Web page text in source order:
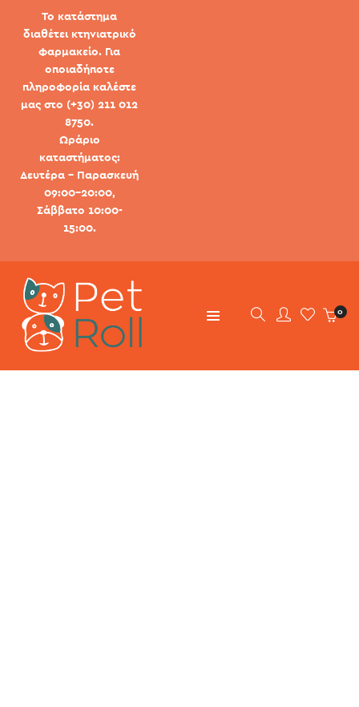
Το κατάστημα
διαθέτει κτηνιατρικό
φαρμακείο. Για
οποιαδήποτε
πληροφορία καλέστε
μας στο (+30) 211 012
8750.
Ωράριο
καταστήματος:
Δευτέρα - Παρασκευή
09:00-20:00,
Σάββατο 10:00-
15:00.
0